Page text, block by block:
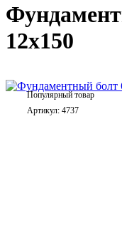
12х150
Популярный товар
Артикул: 4737